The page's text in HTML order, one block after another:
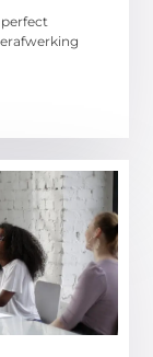
perfect